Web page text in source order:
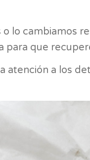
lo cambiamos
para que
a los